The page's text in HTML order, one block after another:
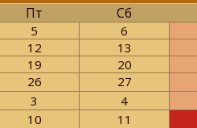
Пт Сб
5 6
12 13
19 20
26 27
3 4
10 11